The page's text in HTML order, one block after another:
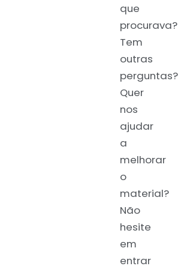
que
procurava?
Tem
outras
perguntas?
Quer
nos
ajudar
a
melhorar
o
material?
Não
hesite
em
entrar